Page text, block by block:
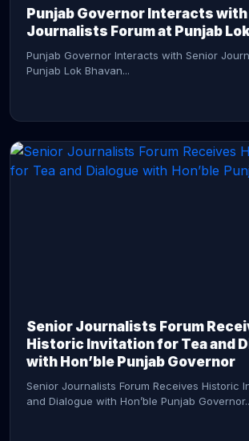
Punjab Governor Interacts
Journalists Forum at Punjab
Punjab Governor Interacts with Senior
Punjab Lok Bhavan...
Senior Journalists Forum
Historic Invitation for Tea and
with Hon’ble Punjab Governor
Senior Journalists Forum Receives Historic
and Dialogue with Hon’ble Punjab